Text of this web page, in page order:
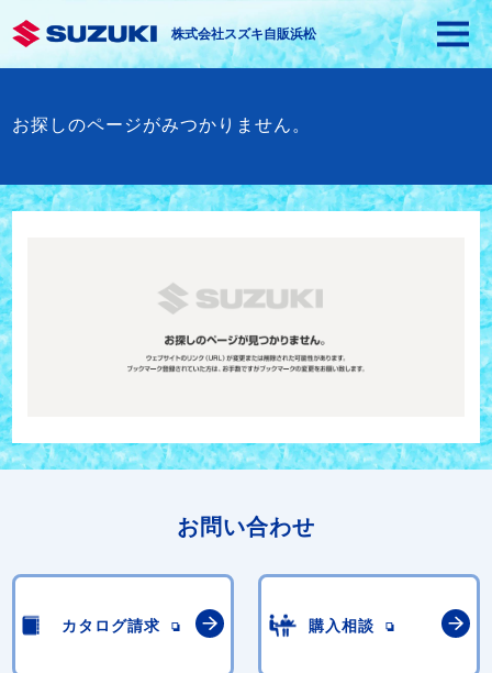
株式会社スズキ自販浜松
お探しのページがみつかりません。
お問い合わせ
カタログ請求 購入相談